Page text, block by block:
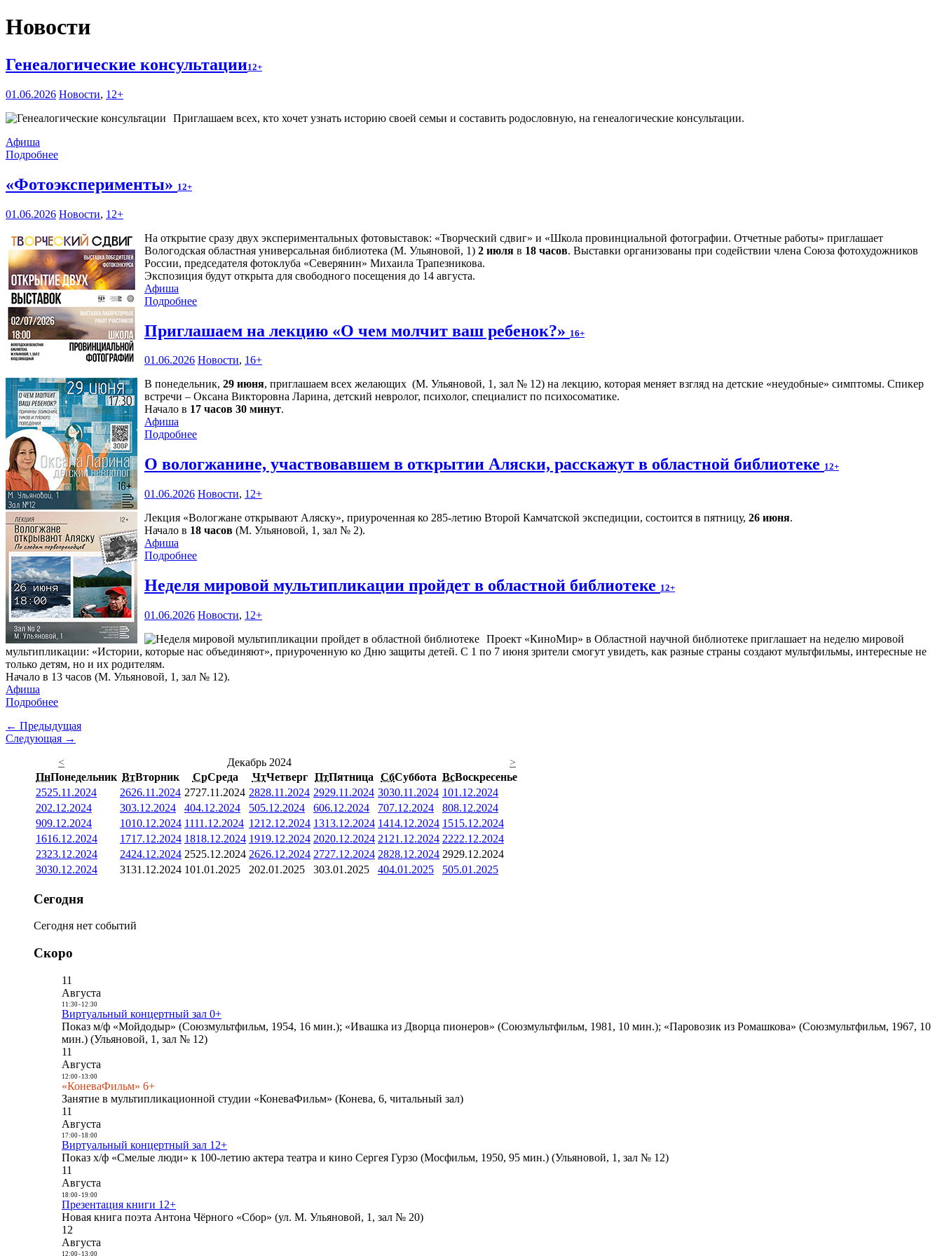
Новости
Генеалогические консультации12+
01.06.2026 Новости, 12+
Приглашаем всех, кто хочет узнать историю своей семьи и составить родословную, на генеалогические консультации.
Афиша
Подробнее
«Фотоэксперименты» 12+
01.06.2026 Новости, 12+
На открытие сразу двух экспериментальных фотовыставок: «Творческий сдвиг» и «Школа провинциальной фотографии. Отчетные работы» приглашает
Вологодская областная универсальная библиотека (М. Ульяновой, 1) 2 июля в 18 часов. Выставки организованы при содействии члена Союза фотохудожников
России, председателя фотоклуба «Северянин» Михаила Трапезникова.
Экспозиция будут открыта для свободного посещения до 14 августа.
Афиша
Подробнее
Приглашаем на лекцию «О чем молчит ваш ребенок?» 16+
01.06.2026 Новости, 16+
В понедельник, 29 июня, приглашаем всех желающих (М. Ульяновой, 1, зал № 12) на лекцию, которая меняет взгляд на детские «неудобные» симптомы. Спикер
встречи – Оксана Викторовна Ларина, детский невролог, психолог, специалист по психосоматике.
Начало в 17 часов 30 минут.
Афиша
Подробнее
О вологжанине, участвовавшем в открытии Аляски, расскажут в областной библиотеке 12+
01.06.2026 Новости, 12+
Лекция «Вологжане открывают Аляску», приуроченная ко 285-летию Второй Камчатской экспедиции, состоится в пятницу, 26 июня.
Начало в 18 часов (М. Ульяновой, 1, зал № 2).
Афиша
Подробнее
Неделя мировой мультипликации пройдет в областной библиотеке 12+
01.06.2026 Новости, 12+
Проект «КиноМир» в Областной научной библиотеке приглашает на неделю мировой
мультипликации: «Истории, которые нас объединяют», приуроченную ко Дню защиты детей. С 1 по 7 июня зрители смогут увидеть, как разные страны создают мультфильмы, интересные не
только детям, но и их родителям.
Начало в 13 часов (М. Ульяновой, 1, зал № 12).
Афиша
Подробнее
← Предыдущая
Следующая →
<
Декабрь 2024
>
ПнПонедельник ВтВторник СрСреда ЧтЧетверг ПтПятница СбСуббота ВсВоскресенье
2525.11.2024 2626.11.2024 2727.11.2024 2828.11.2024 2929.11.2024 3030.11.2024 101.12.2024
202.12.2024 303.12.2024 404.12.2024 505.12.2024 606.12.2024 707.12.2024 808.12.2024
909.12.2024 1010.12.2024 1111.12.2024 1212.12.2024 1313.12.2024 1414.12.2024 1515.12.2024
1616.12.2024 1717.12.2024 1818.12.2024 1919.12.2024 2020.12.2024 21 21.12.2024 2222.12.2024
2323.12.2024 2424.12.2024 2525.12.2024 2626.12.2024 2727.12.2024 2828.12.2024 2929.12.2024
3030.12.2024 3131.12.2024 101.01.2025 202.01.2025 303.01.2025 404.01.2025 505.01.2025
Сегодня
Сегодня нет событий
Скоро
11
Августа
11:30- 12:30
Виртуальный концертный зал 0+
Показ м/ф «Мойдодыр» (Союзмультфильм, 1954, 16 мин.); «Ивашка из Дворца пионеров» (Союзмультфильм, 1981, 10 мин.); «Паровозик из Ромашкова» (Союзмультфильм, 1967, 10
мин.) (Ульяновой, 1, зал № 12)
11
Августа
12:00- 13:00
«КоневаФильм» 6+
Занятие в мультипликационной студии «КоневаФильм» (Конева, 6, читальный зал)
11
Августа
17:00- 18:00
Виртуальный концертный зал 12+
Показ х/ф «Смелые люди» к 100-летию актера театра и кино Сергея Гурзо (Мосфильм, 1950, 95 мин.) (Ульяновой, 1, зал № 12)
11
Августа
18:00- 19:00
Презентация книги 12+
Новая книга поэта Антона Чёрного «Сбор» (ул. М. Ульяновой, 1, зал № 20)
12
Августа
12:00- 13:00